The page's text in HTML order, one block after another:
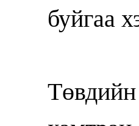
буйгаа